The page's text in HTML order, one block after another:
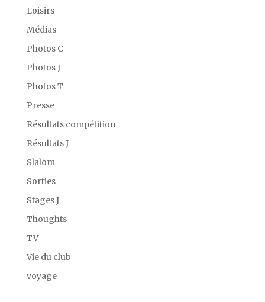
Loisirs
Médias
Photos C
Photos J
Photos T
Presse
Résultats compétition
Résultats J
Slalom
Sorties
Stages J
Thoughts
TV
Vie du club
voyage